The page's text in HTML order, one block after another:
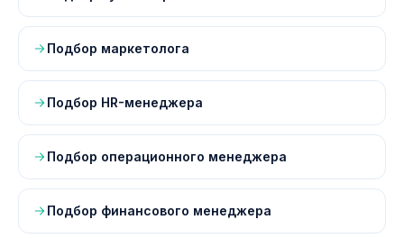
Подбор маркетолога
Подбор HR-менеджера
Подбор операционного менеджера
Подбор финансового менеджера